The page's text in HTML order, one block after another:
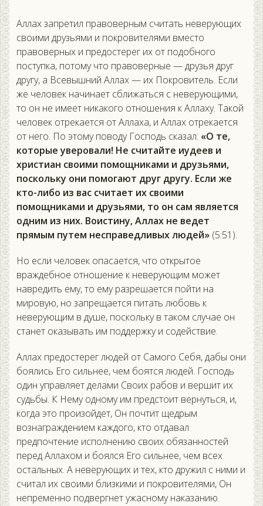
Аллах запретил правоверным считать неверующих
своими друзьями и покровителями вместо
правоверных и предостерег их от подобного
поступка, потому что правоверные — друзья друг
другу, а Всевышний Аллах — их Покровитель. Если
же человек начинает сближаться с неверующими,
то он не имеет никакого отношения к Аллаху. Такой
человек отрекается от Аллаха, и Аллах отрекается
от него. По этому поводу Господь сказал: «О те,
которые уверовали! Не считайте иудеев и
христиан своими помощниками и друзьями,
поскольку они помогают друг другу. Если же
кто-либо из вас считает их своими
помощниками и друзьями, то он сам является
одним из них. Воистину, Аллах не ведет
прямым путем несправедливых людей» (5:51).
Но если человек опасается, что открытое
враждебное отношение к неверующим может
навредить ему, то ему разрешается пойти на
мировую, но запрещается питать любовь к
неверующим в душе, поскольку в таком случае он
станет оказывать им поддержку и содействие.
Аллах предостерег людей от Самого Себя, дабы они
боялись Его сильнее, чем боятся людей. Господь
один управляет делами Своих рабов и вершит их
судьбы. К Нему одному им предстоит вернуться, и,
когда это произойдет, Он почтит щедрым
вознаграждением каждого, кто отдавал
предпочтение исполнению своих обязанностей
перед Аллахом и боялся Его сильнее, чем всех
остальных. А неверующих и тех, кто дружил с ними и
считал их своими близкими и покровителями, Он
непременно подвергнет ужасному наказанию.